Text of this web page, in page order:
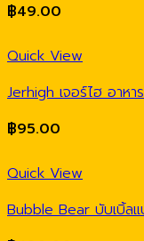
฿49.00
Quick View
Jerhigh เจอร์ไฮ อาห
฿95.00
Quick View
Bubble Bear บับเบิ้ล